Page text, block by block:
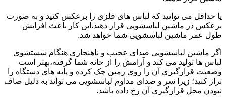
یا حداقل می توانید که لباس های فلزی را برعکس کنید و به صورت
برعکس در ماشین لباسشویی قرار دهید.این کار باعث افزایش
طول عمر ماشین لباسشویی شما خواهد شد.
اگر ماشین لباسشویی صدای عجیب و ناهنجاری هنگام شستشوی
لباس ها تولید می کند و آرامش را از خانه شما گرفته،بهتر است
وضعیت قرارگیری آن را روی زمین چک کرده و پایه های دستگاه را
تراز کنید؛ زیرا سر و صدای مداوم لباسشویی می تواند به دلیل صاف
نبودن محل قرارگیری آن رخ داده باشد.